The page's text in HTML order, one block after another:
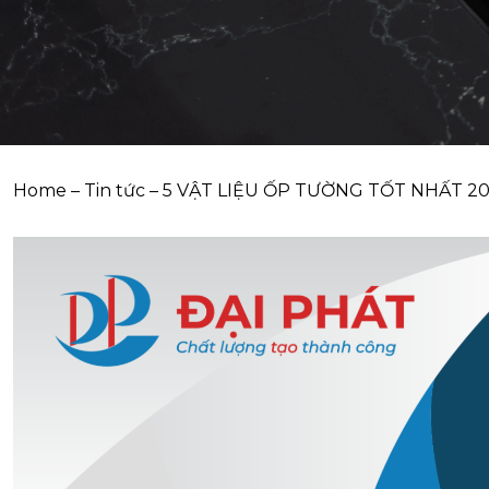
Home – Tin tức – 5 VẬT LIỆU ỐP TƯỜNG TỐT NHẤT